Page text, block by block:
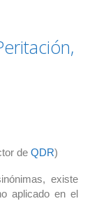
de QDR)
existe
aplicado en el